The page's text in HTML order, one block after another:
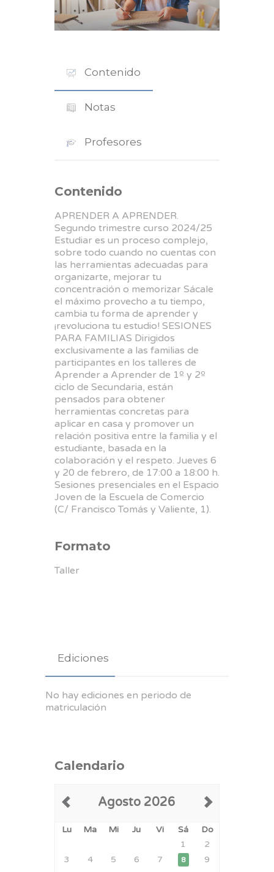
Contenido
Notas
Profesores
Contenido
APRENDER A APRENDER.
Segundo trimestre curso 2024/25
Estudiar es un proceso complejo,
sobre todo cuando no cuentas con
las herramientas adecuadas para
organizarte, mejorar tu
concentración o memorizar Sácale
el máximo provecho a tu tiempo,
cambia tu forma de aprender y
¡revoluciona tu estudio! SESIONES
PARA FAMILIAS Dirigidos
exclusivamente a las familias de
participantes en los talleres de
Aprender a Aprender de 1º y 2º
ciclo de Secundaria, están
pensados para obtener
herramientas concretas para
aplicar en casa y promover un
relación positiva entre la familia y el
estudiante, basada en la
colaboración y el respeto. Jueves 6
y 20 de febrero, de 17:00 a 18:00 h.
Sesiones presenciales en el Espacio
Joven de la Escuela de Comercio
(C/ Francisco Tomás y Valiente, 1).
Formato
Taller
Ediciones
No hay ediciones en periodo de
matriculación
Calendario
Agosto 2026
Lu Ma Mi Ju Vi Sá
Do
1
2
3
4 5 6 7 8
9